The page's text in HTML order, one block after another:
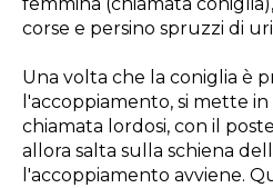
corse e persino spruzzi di
Una volta che la coniglia è
l'accoppiamento, si mette
chiamata lordosi, con il
allora salta sulla schiena
l'accoppiamento avviene.